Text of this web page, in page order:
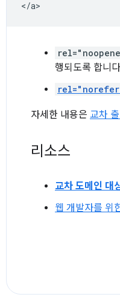
행되도록 합니
자세한 내용은 교차
리소스
교차 도메인 대
웹 개발자를 위